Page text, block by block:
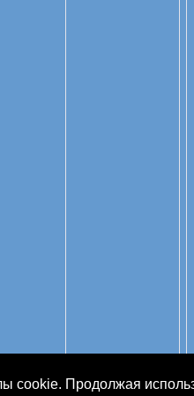
cookie. Продолжая
© 2004-2026 "DS"